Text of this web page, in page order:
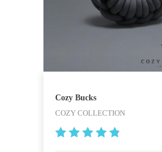
Cozy Bucks
COZY COLLECTION